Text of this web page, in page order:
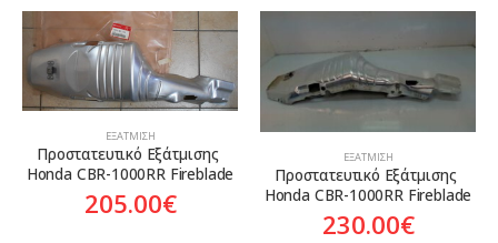
ΕΞΆΤΜΙΣΗ
Προστατευτικό Εξάτμισης
Honda CBR-1000RR Fireblade
205.00€
ΕΞΆΤΜΙΣΗ
Προστατευτικό Εξάτμισης
Honda CBR-1000RR Fireblade
230.00€